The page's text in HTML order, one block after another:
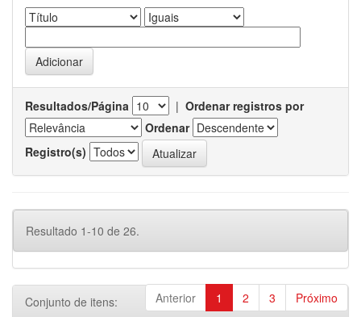
Resultados/Página | Ordenar registros por
Ordenar
Registro(s)
Resultado 1-10 de 26.
Anterior 1 2 3 Próximo
Conjunto de itens: